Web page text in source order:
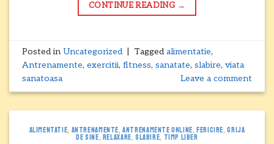
CONTINUE READING →
Posted inUncategorized Taggedalimentatie,
Antrenamente,exercitii,fitness,sanatate,slabire,viata
sanatoasa
Leave a comment
ALIMENTATIE, ANTRENAMENTE,ANTRENAMENTE ONLINE,FERICIRE,GRIJA
DE SINE,RELAXARE,SLABIRE, TIMP LIBER